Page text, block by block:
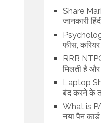
Share
जानकारी
फीस,
RRB
मिलती है और
Laptop
बंद करने के
What is
नया पैन